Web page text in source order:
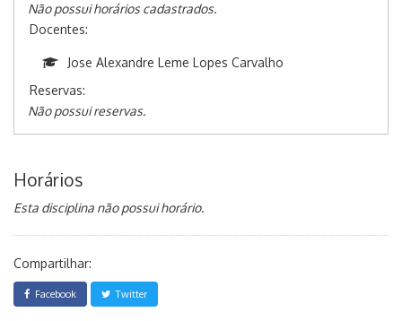
Não possui horários cadastrados.
Docentes:
Jose Alexandre Leme Lopes Carvalho
Reservas:
Não possui reservas.
Horários
Esta disciplina não possui horário.
Compartilhar:
Facebook Twitter